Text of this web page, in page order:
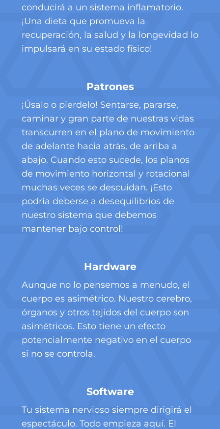
conducirá a un sistema inflamatorio.
¡Una dieta que promueva la
recuperación, la salud y la longevidad lo
impulsará en su estado físico!
Patrones
¡Úsalo o pierdelo! Sentarse, pararse,
caminar y gran parte de nuestras vidas
transcurren en el plano de movimiento
de adelante hacia atrás, de arriba a
abajo. Cuando esto sucede, los planos
de movimiento horizontal y rotacional
muchas veces se descuidan. ¡Esto
podría deberse a desequilibrios de
nuestro sistema que debemos
mantener bajo control!
Hardware
Aunque no lo pensemos a menudo, el
cuerpo es asimétrico. Nuestro cerebro,
órganos y otros tejidos del cuerpo son
asimétricos. Esto tiene un efecto
potencialmente negativo en el cuerpo
si no se controla.
Software
Tu sistema nervioso siempre dirigirá el
espectáculo. Todo empieza aquí. El